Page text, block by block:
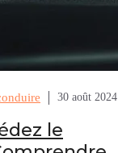
30 août 2024
le